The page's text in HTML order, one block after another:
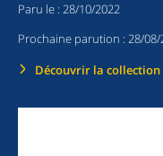
Paru le : 28/10/2022
Prochaine parution : 28/08/
Découvrir la collection